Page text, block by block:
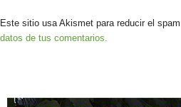
Este sitio usa Akismet para reducir el spam.
datos de tus comentarios.